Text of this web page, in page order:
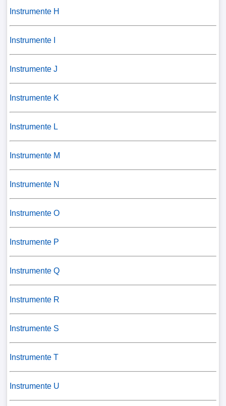
Instrumente H
Instrumente I
Instrumente J
Instrumente K
Instrumente L
Instrumente M
Instrumente N
Instrumente O
Instrumente P
Instrumente Q
Instrumente R
Instrumente S
Instrumente T
Instrumente U